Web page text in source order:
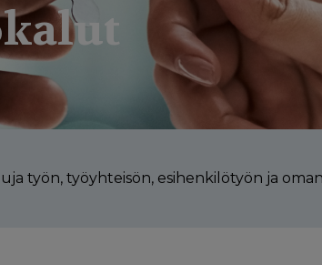
työn, työyhteisön, esihenkilötyön ja